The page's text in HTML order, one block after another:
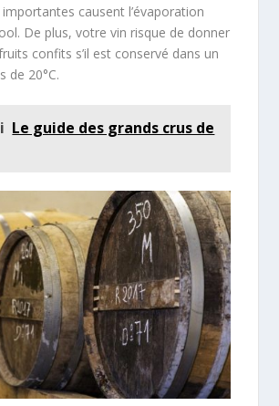
causent l’évaporation
De plus, votre vin risque de donner
confits s’il est conservé dans un
de 20°C.
Le guide des grands crus de